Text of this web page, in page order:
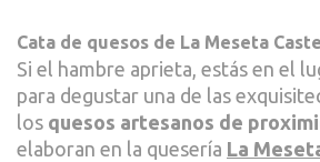
Cata de quesos de La Meseta
Si el hambre aprieta, estás en el
para degustar una de las
los quesos artesanos de
elaboran en la quesería La